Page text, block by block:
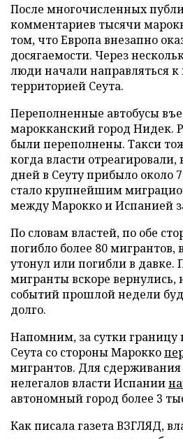
После многочисленных
комментариев тысячи
том, что Европа внезапно
досягаемости. Через
люди начали направляться к
территорией Сеута.
Переполненные автобусы
марокканский город Нидек.
были переполнены. Такси
когда власти отреагировали,
дней в Сеуту прибыло около
стало крупнейшим
между Марокко и Испанией
По словам властей, по обе
погибло более 80 мигрантов,
утонул или погибли в
мигранты вскоре вернулись,
событий прошлой недели
долго.
Напомним, за сутки границу
Сеута со стороны Марокко
мигрантов. Для сдерживания
нелегалов власти Испании
автономный город более 3
Как писала газета ВЗГЛЯД,